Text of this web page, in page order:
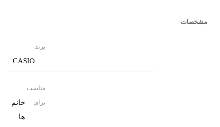
مشخصات
برند
CASIO
مناسب
برای
خانم
ها